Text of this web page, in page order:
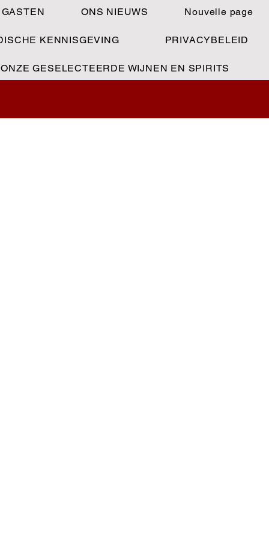
ONS NIEUWS Nouvelle page
KENNISGEVING PRIVACYBELEID
ONZE GESELECTEERDE WIJNEN EN SPIRITS